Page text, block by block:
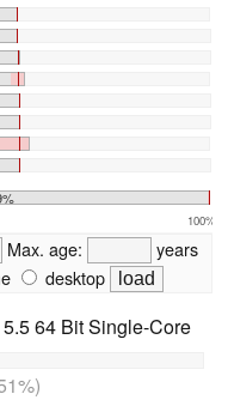
100%
Max. age:
years
desktop
64 Bit Single-Core